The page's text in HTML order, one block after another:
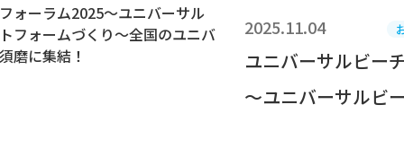
2025.11.04
ユニバーサルビー
～ユニバーサルビ